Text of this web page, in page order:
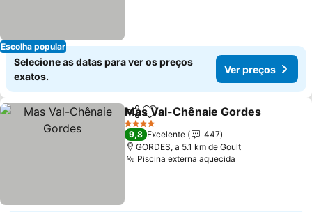
Escolha popular
Selecione as datas para ver os preços
exatos.
Ver preços
PartilharAdicionar aos favoritos
Mas Val-Chênaie Gordes
4 Estrelas
9,8 Excelente
447
GORDES, a 5.1 km de Goult
Piscina externa aquecida